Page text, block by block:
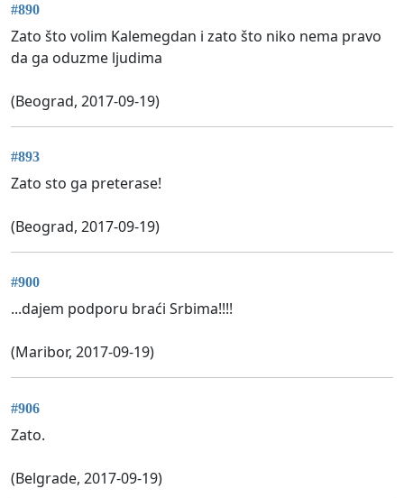
#890
Zato što volim Kalemegdan i zato što niko nema pravo
da ga oduzme ljudima
(Beograd, 2017-09-19)
#893
Zato sto ga preterase!
(Beograd, 2017-09-19)
#900
...dajem podporu braći Srbima!!!!
(Maribor, 2017-09-19)
#906
Zato.
(Belgrade, 2017-09-19)